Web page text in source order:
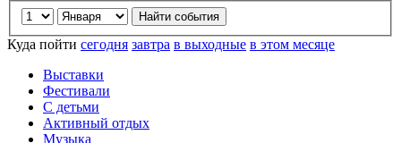
Куда пойти сегодня завтра в выходные в этом месяце
Выставки
Фестивали
С детьми
Активный отдых
Музыка